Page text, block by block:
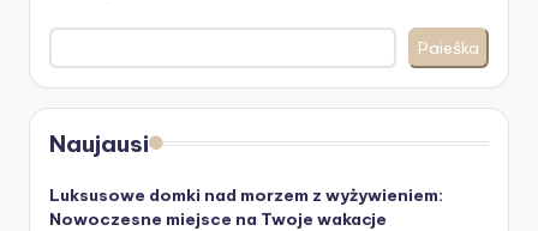
Paieška
Naujausi
Luksusowe domki nad morzem z wyżywieniem:
Nowoczesne miejsce na Twoje wakacje